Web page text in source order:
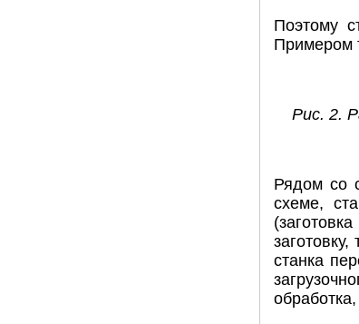
Поэтому
Примером
Рис. 2.
Рядом со
схеме,
станка